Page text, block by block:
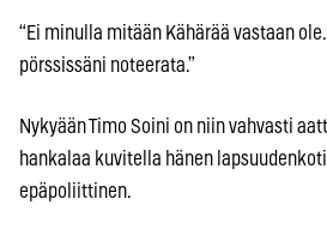
“Ei minulla mitään Kähärää vastaan
pörssissäni noteerata.”
Nykyään Timo Soini on niin vahvasti
hankalaa kuvitella hänen
epäpoliittinen.